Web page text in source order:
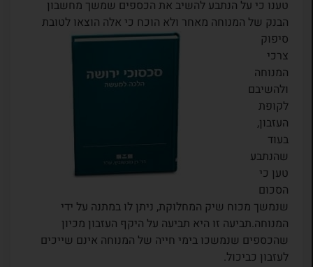
טענו כי על הנתבע להשיב את הכספים שמשך מחשבון
הבנק של המנוחה מאחר ולא הוכח כי אלההוצאו לטובת
סיפוק
צרכי
המנוחה
ולהשיבם
לקופת
העזבון,
בעוד
שהנתבע
טען כי
הסכום
שנמשך מכוח שיק המחלוקת, ניתן לו במתנה על ידי
המנוחה.תביעה זו היא תביעה על היקף העזבון מכיון
שהכספים שנמשכו בימי חייה של המנוחה אינם שייכים
לעזבון כביכול.